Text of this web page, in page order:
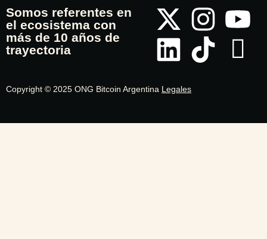
Somos referentes en
el ecosistema con
más de 10 años de
trayectoria
Copyright © 2025 ONG Bitcoin Argentina Legales